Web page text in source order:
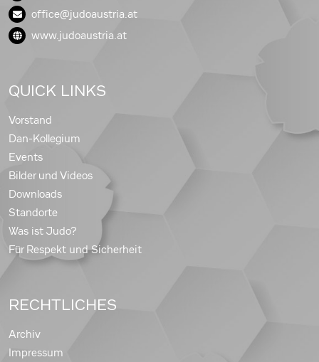
office@judoaustria.at
www.judoaustria.at
QUICK LINKS
Vorstand
Dan-Kollegium
Events
Bilder und Videos
Downloads
Standorte
Was ist Judo?
Für Respekt und Sicherheit
RECHTLICHES
Archiv
Impressum